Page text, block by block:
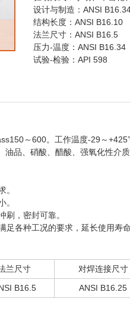
设计与制造：ANSI
结构长度：ANSI B16.10
法兰尺寸：ANSI B16.5
压力-温度：ANSI B16.34
试验-检验：API 598
～600。工作温度-29～
品、硝酸、醋酸、强氧化性介质
。
。
刷，密封可靠。
各种工况的要求，延长使用寿命
兰尺寸 对焊连接尺寸
B16.5 ANSI B16.25